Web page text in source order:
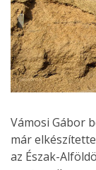
Vámosi Gábor
már
az Észak-